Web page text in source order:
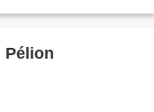
Pélion